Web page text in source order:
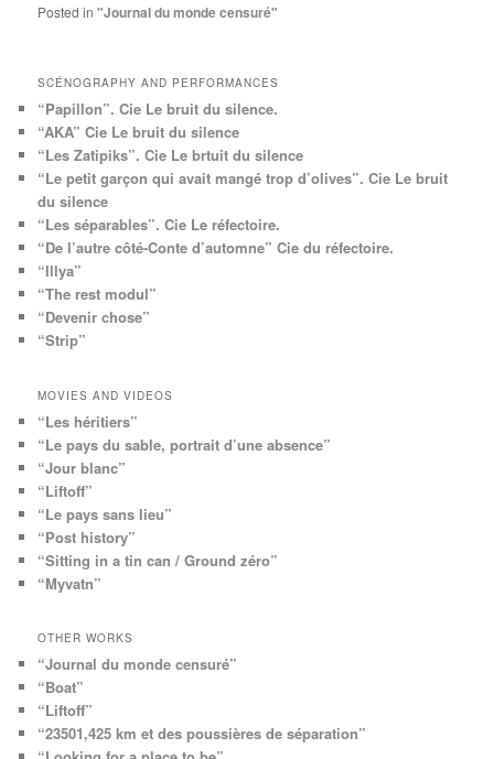
Posted in "Journal du monde censuré"
SCÉNOGRAPHY AND PERFORMANCES
“Papillon”. Cie Le bruit du silence.
“AKA” Cie Le bruit du silence
“Les Zatipiks”. Cie Le brtuit du silence
“Le petit garçon qui avait mangé trop d’olives”. Cie Le bruit
du silence
“Les séparables”. Cie Le réfectoire.
“De l’autre côté-Conte d’automne” Cie du réfectoire.
“Illya”
“The rest modul”
“Devenir chose”
“Strip”
MOVIES AND VIDEOS
“Les héritiers”
“Le pays du sable, portrait d’une absence”
“Jour blanc”
“Liftoff”
“Le pays sans lieu”
“Post history”
“Sitting in a tin can / Ground zéro”
“Myvatn”
OTHER WORKS
“Journal du monde censuré”
“Boat”
“Liftoff”
“23501,425 km et des poussières de séparation”